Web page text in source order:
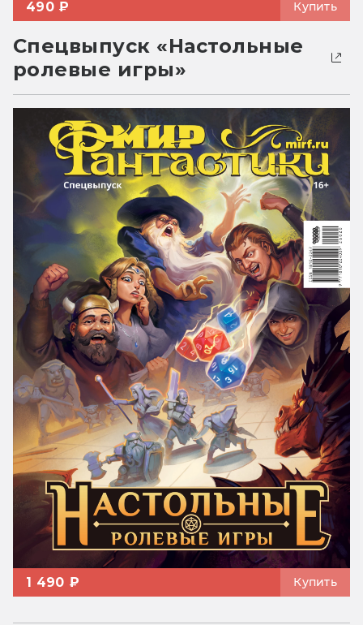
490 ₽ Купить
Спецвыпуск «Настольные
ролевые игры»
1 490 ₽ Купить